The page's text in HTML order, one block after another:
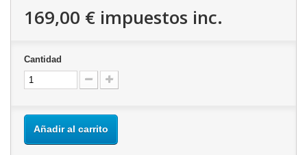
169,00 € impuestos inc.
Cantidad
Añadir al carrito